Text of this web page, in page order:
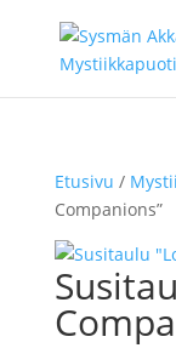
Etusivu /
Companions”